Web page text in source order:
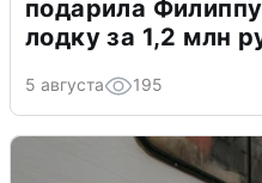
подарила
лодку за 1,2 млн
5 августа 195